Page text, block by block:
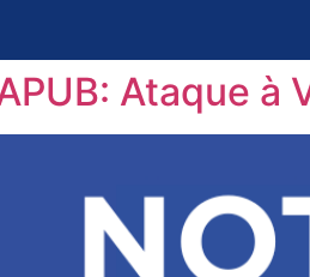
Ataque à